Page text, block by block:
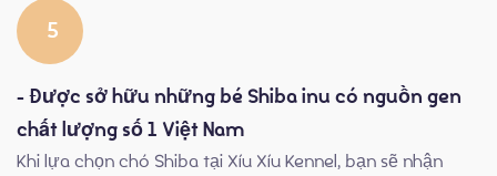
5
- Được sở hữu những bé Shiba inu có nguồn gen
chất lượng số 1 Việt Nam
Khi lựa chọn chó Shiba tại Xíu Xíu Kennel, bạn sẽ nhận